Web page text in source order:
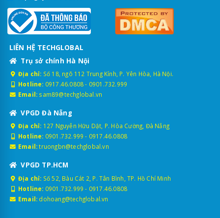
LIÊN HỆ TECHGLOBAL
Trụ sở chính Hà Nội
Địa chỉ: Số 18, ngõ 112 Trung Kính, P. Yên Hòa, Hà Nội.
Hotline: 0917.46.0808- 0901.732.999
Email: sam89@techglobal.vn
VPGD Đà Nẵng
Địa chỉ: 127 Nguyễn Hữu Dật, P. Hòa Cường, Đà Nẵng
Hotline: 0901.732.999 - 0917.46.0808
Email: truongbn@techglobal.vn
VPGD TP.HCM
Địa chỉ: Số 52, Bàu Cát 2, P. Tân Bình, TP. Hồ Chí Minh
Hotline: 0901.732.999 - 0917.46.0808
Email: dohoang@techglobal.vn